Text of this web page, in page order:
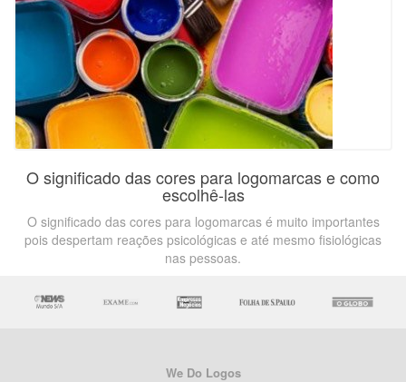
O significado das cores para logomarcas e como
escolhê-las
O significado das cores para logomarcas é muito importantes
pois despertam reações psicológicas e até mesmo fisiológicas
nas pessoas.
We Do Logos